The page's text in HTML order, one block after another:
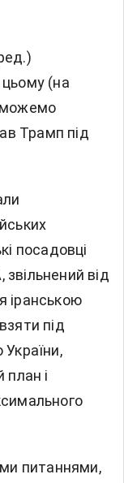
(на
Трамп під
посадовці
від
іранською
під
план і
питаннями,